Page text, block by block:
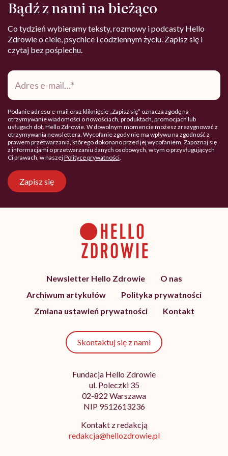
Bądź z nami na bieżąco
Co tydzień wybieramy teksty, rozmowy i podcasty Hello
Zdrowie o ciele, psychice i codziennym życiu. Zapisz się i
czytaj bez pośpiechu.
Adres
mail*
Podanie adresu e-mail oraz kliknięcie „Zapisz się” oznacza zgodę na
otrzymywanie wiadomości o nowościach, produktach, promocjach lub
usługach dot. Hello Zdrowie. W dowolnym momencie możesz zrezygnować z
otrzymywania newslettera. Wycofanie zgody nie ma wpływu na zgodność z
prawem przetwarzania, którego dokonano przed jej wycofaniem. Zapoznaj się
z informacjami o przetwarzaniu danych osobowych, w tym o przysługujących
Ci prawach, w naszejPolityce prywatności.
Zapisz się
Newsletter Hello Zdrowie
O nas
Archiwum artykułów
Polityka prywatności
Zmiana ustawień prywatności
Kontakt
Skontaktuj się z nami
Fundacja Hello Zdrowie
ul. Poleczki 35
02-822 Warszawa
NIP 9512613236
Kontakt z redakcją
redakcja@hellozdrowie.pl